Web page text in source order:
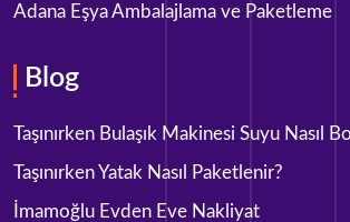
Adana Eşya Ambalajlama ve Paketleme
Blog
Taşınırken Bulaşık Makinesi Suyu Nasıl
Taşınırken Yatak Nasıl Paketlenir?
İmamoğlu Evden Eve Nakliyat